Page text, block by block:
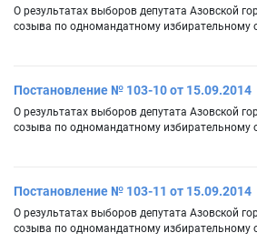
О результатах выборов депутата Азовской
созыва по одномандатному избирательному
Постановление № 103-10 от 15.09.2014
О результатах выборов депутата Азовской
созыва по одномандатному избирательному
Постановление № 103-11 от 15.09.2014
О результатах выборов депутата Азовской
созыва по одномандатному избирательному